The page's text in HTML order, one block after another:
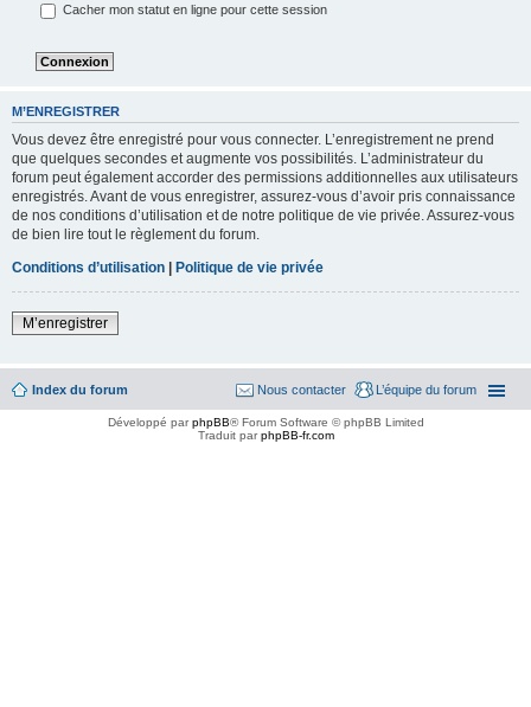
Cacher mon statut en ligne pour cette session
M’ENREGISTRER
Vous devez être enregistré pour vous connecter. L’enregistrement ne prend
que quelques secondes et augmente vos possibilités. L’administrateur du
forum peut également accorder des permissions additionnelles aux utilisateurs
enregistrés. Avant de vous enregistrer, assurez-vous d’avoir pris connaissance
de nos conditions d’utilisation et de notre politique de vie privée. Assurez-vous
de bien lire tout le règlement du forum.
Conditions d’utilisation | Politique de vie privée
M’enregistrer
Index du forum L’équipe du forum
Nous contacter
Développé parphpBB® Forum Software © phpBB Limited
Traduit parphpBB-fr.com